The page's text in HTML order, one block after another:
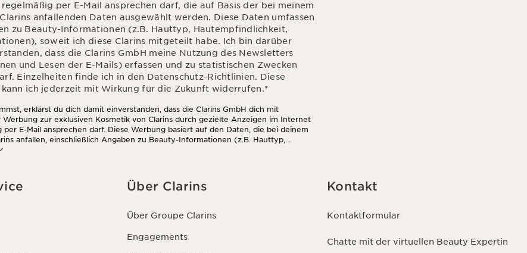
per E-Mail ansprechen darf, die auf Basis der bei meinem
anfallenden Daten ausgewählt werden. Diese Daten umfassen
zu Beauty-Informationen (z.B. Hauttyp, Hautempfindlichkeit,
soweit ich diese Clarins mitgeteilt habe. Ich bin darüber
dass die Clarins GmbH meine Nutzung des Newsletters
und Lesen der E-Mails) erfassen und zu statistischen Zwecken
Einzelheiten finde ich in den Datenschutz-Richtlinien. Diese
ich jederzeit mit Wirkung für die Zukunft widerrufen.*
erklärst du dich damit einverstanden, dass die Clarins GmbH dich mit
Werbung zur exklusiven Kosmetik von Clarins durch gezielte Anzeigen im Internet
per E-Mail ansprechen darf. Diese Werbung basiert auf den Daten, die bei deinem
anfallen, einschließlich Angaben zu Beauty-Informationen (z.B. Hauttyp,
Kontraindikationen), soweit du diese Clarins mitgeteilt hast. Außerdem stimmst
du in den Datenschutz-Richtlinien. Diese Einwilligung kannst du jederzeit mit
Zukunft widerrufen.
Über Clarins
Über Groupe Clarins
Engagements
Kontakt
Kontaktformular
Chatte mit der virtuellen Beauty Expertin